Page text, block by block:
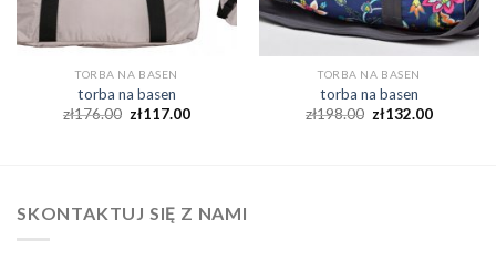
TORBA NA BASEN
torba na basen
zł176.00 zł117.00
TORBA NA BASEN
torba na basen
zł198.00 zł132.00
SKONTAKTUJ SIĘ Z NAMI